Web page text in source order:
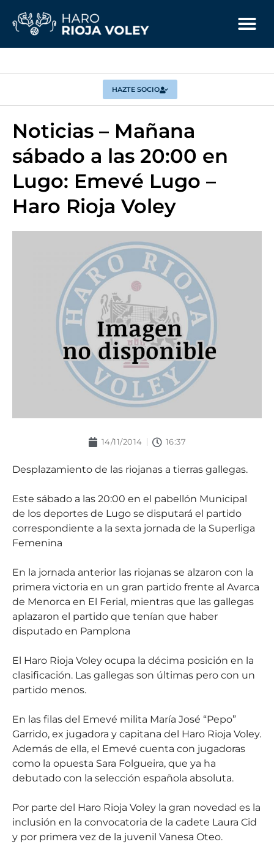
HAZTE SOCIO
Noticias – Mañana
sábado a las 20:00 en
Lugo: Emevé Lugo –
Haro Rioja Voley
14/11/2014 16:37
Desplazamiento de las riojanas a tierras gallegas.
Este sábado a las 20:00 en el pabellón Municipal
de los deportes de Lugo se disputará el partido
correspondiente a la sexta jornada de la Superliga
Femenina
En la jornada anterior las riojanas se alzaron con la
primera victoria en un gran partido frente al Avarca
de Menorca en El Ferial, mientras que las gallegas
aplazaron el partido que tenían que haber
disputado en Pamplona
El Haro Rioja Voley ocupa la décima posición en la
clasificación. Las gallegas son últimas pero con un
partido menos.
En las filas del Emevé milita María José “Pepo”
Garrido, ex jugadora y capitana del Haro Rioja Voley.
Además de ella, el Emevé cuenta con jugadoras
como la opuesta Sara Folgueira, que ya ha
debutado con la selección española absoluta.
Por parte del Haro Rioja Voley la gran novedad es la
inclusión en la convocatoria de la cadete Laura Cid
y por primera vez de la juvenil Vanesa Oteo.